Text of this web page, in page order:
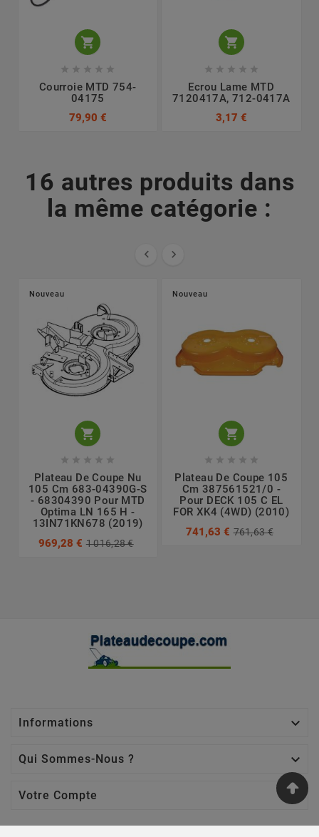

    
Courroie MTD 754-
04175
79,90 €

    
Ecrou Lame MTD
7120417A, 712-0417A
3,17 €
16 autres produits dans
la même catégorie :
 
Nouveau

    
Plateau De Coupe Nu
105 Cm 683-04390G-S
- 68304390 Pour MTD
Optima LN 165 H -
13IN71KN678 (2019)
969,28 € 1 016,28 €
Nouveau

    
Plateau De Coupe 105
Cm 387561521/0 -
Pour DECK 105 C EL
FOR XK4 (4WD) (2010)
741,63 € 761,63 €
Informations 
Qui Sommes-Nous ? 
Votre Compte 